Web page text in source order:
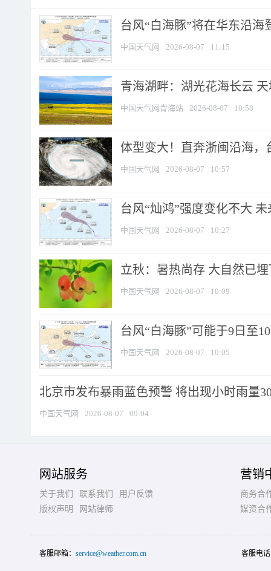
台风“白海豚”将在华东沿
中国天气网 2026-08-07 11:15
青海湖畔：湖光花海长云
中国天气网青海站 2026-08-07 10:58
体型变大！直奔浙闽沿海，
中国天气网 2026-08-07 10:57
台风“灿鸿”强度变化不大
中国天气网 2026-08-07 10:27
立秋：暑热尚存 大自然已
中国天气网 2026-08-07 10:09
台风“白海豚”可能于9日至
中国天气网 2026-08-07 10:05
北京市发布暴雨蓝色预警 将出现小时雨量
中国天气网 2026-08-07 09:04
网站服务
关于我们 联系我们
用户反馈
版权声明
网站律师
营销
商务合
媒资合
客服邮箱： service@weather.com.cn 客服电